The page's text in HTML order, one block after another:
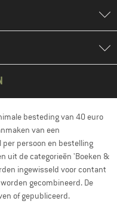
besteding van 40 euro
van een
persoon en bestelling
uit de categorieën 'Boeken &
ingewisseld voor contant
gecombineerd. De
of gepubliceerd.